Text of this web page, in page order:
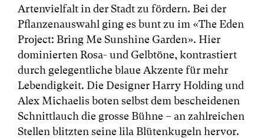
Artenvielfalt in der Stadt zu fördern. Bei der
Pflanzenauswahl ging es bunt zu im «The Eden
Project: Bring Me Sunshine Garden». Hier
dominierten Rosa- und Gelbtöne, kontrastiert
durch gelegentliche blaue Akzente für mehr
Lebendigkeit. Die Designer Harry Holding und
Alex Michaelis boten selbst dem bescheidenen
Schnittlauch die grosse Bühne – an zahlreichen
Stellen blitzten seine lila Blütenkugeln hervor.